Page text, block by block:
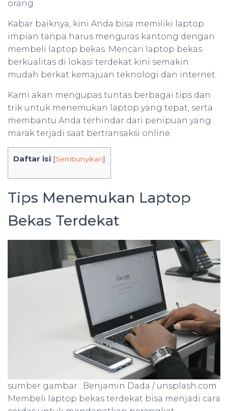
orang.
Kabar baiknya, kini Anda bisa memiliki laptop
impian tanpa harus menguras kantong dengan
membeli laptop bekas. Mencari laptop bekas
berkualitas di lokasi terdekat kini semakin
mudah berkat kemajuan teknologi dan internet.
Kami akan mengupas tuntas berbagai tips dan
trik untuk menemukan laptop yang tepat, serta
membantu Anda terhindar dari penipuan yang
marak terjadi saat bertransaksi online.
Daftar isi [Sembunyikan]
Tips Menemukan Laptop
Bekas Terdekat
sumber gambar : Benjamin Dada / unsplash.com
Membeli laptop bekas terdekat bisa menjadi cara